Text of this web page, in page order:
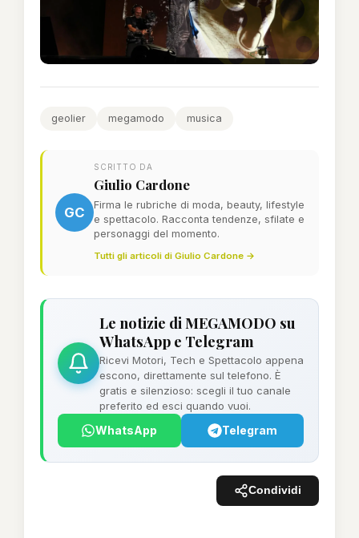
geolier megamodo musica
GC
SCRITTO DA
Giulio Cardone
Firma le rubriche di moda, beauty, lifestyle
e spettacolo. Racconta tendenze, sfilate e
personaggi del momento.
Tutti gli articoli di Giulio Cardone →
Le notizie di MEGAMODO su
WhatsApp e Telegram
Ricevi Motori, Tech e Spettacolo appena
escono, direttamente sul telefono. È
gratis e silenzioso: scegli il tuo canale
preferito ed esci quando vuoi.
WhatsApp Telegram
Condividi